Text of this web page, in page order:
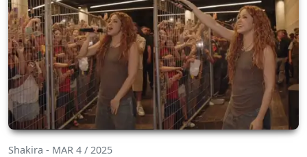
Shakira - MAR 4 / 2025